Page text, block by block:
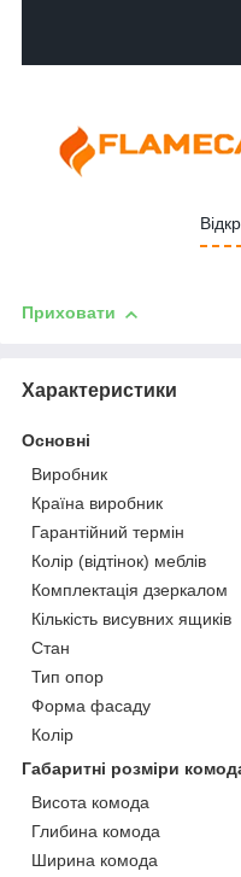
Приховати
Характеристики
Основні
Виробник
Країна виробник
Гарантійний термін
Колір (відтінок) меблів
Комплектація дзеркалом
Кількість висувних ящиків
Стан
Тип опор
Форма фасаду
Колір
Габаритні розміри
Висота комода
Глибина комода
Ширина комода